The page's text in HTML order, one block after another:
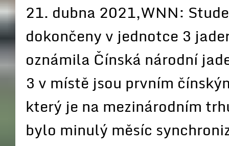
21. dubna 2021,WNN:
dokončeny v jednotce 3
oznámila Čínská národní
3 v místě jsou prvním
který je na mezinárodním
bylo minulý měsíc